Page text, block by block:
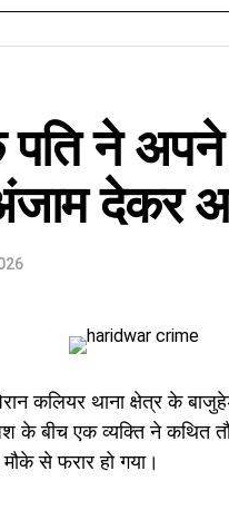
गिरफ्तार
आधार कार्ड के जरिए
करवाकर नकदी निकाली।
पति ने अपने
देकर
कलियर थाना क्षेत्र के
बीच एक व्यक्ति ने कथित
से फरार हो गया।